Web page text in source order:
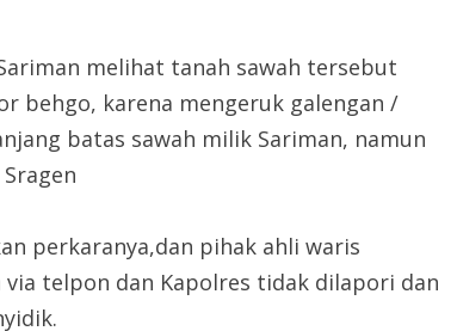
melihat tanah sawah tersebut
behgo, karena mengeruk galengan /
batas sawah milik Sariman, namun
perkaranya,dan pihak ahli waris
telpon dan Kapolres tidak dilapori dan